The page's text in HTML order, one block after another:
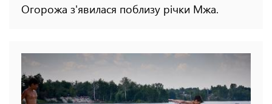
Огорожа з'явилася поблизу річки Мжа.